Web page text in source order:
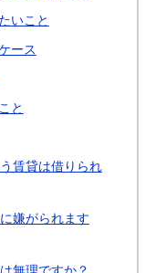
いこと
ース
と
賃貸は借りられ
嫌がられます